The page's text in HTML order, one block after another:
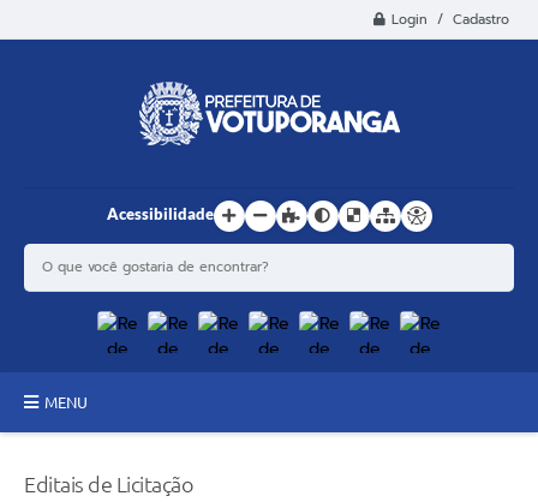
Login / Cadastro
Acessibilidade
MENU
Editais de Licitação